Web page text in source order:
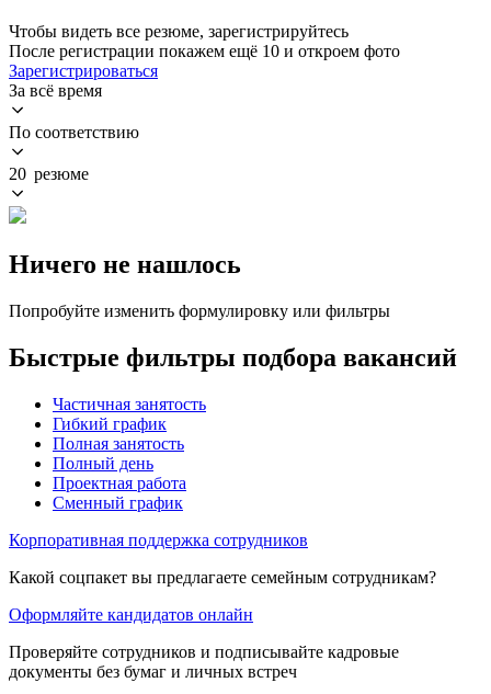
Чтобы видеть все резюме, зарегистрируйтесь
После регистрации покажем ещё 10 и откроем фото
Зарегистрироваться
За всё время
По соответствию
20 резюме
Ничего не нашлось
Попробуйте изменить формулировку или фильтры
Быстрые фильтры подбора вакансий
Частичная занятость
Гибкий график
Полная занятость
Полный день
Проектная работа
Сменный график
Корпоративная поддержка сотрудников
Какой соцпакет вы предлагаете семейным сотрудникам?
Оформляйте кандидатов онлайн
Проверяйте сотрудников и подписывайте кадровые
документы без бумаг и личных встреч